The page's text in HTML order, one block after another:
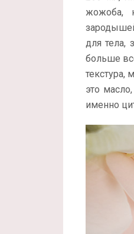
жожоба,
для тела,
больше
текстура,
это
именно